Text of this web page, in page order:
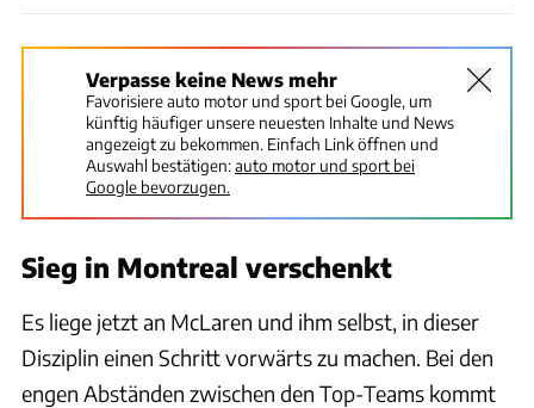
Verpasse keine News mehr
Favorisiere auto motor und sport bei Google, um
künftig häufiger unsere neuesten Inhalte und News
angezeigt zu bekommen. Einfach Link öffnen und
Auswahl bestätigen:auto motor und sport bei
Google bevorzugen.
Sieg in Montreal verschenkt
Es liege jetzt an McLaren und ihm selbst, in dieser
Disziplin einen Schritt vorwärts zu machen. Bei den
engen Abständen zwischen den Top-Teams kommt